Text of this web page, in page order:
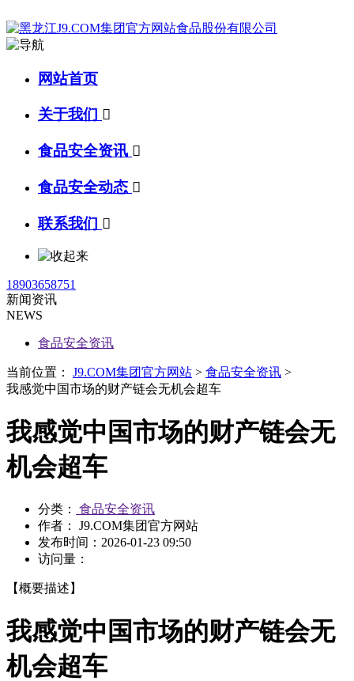
网站首页
关于我们 
食品安全资讯 
食品安全动态 
联系我们 
18903658751
新闻资讯
NEWS
食品安全资讯
当前位置： J9.COM集团官方网站 > 食品安全资讯 >
我感觉中国市场的财产链会无机会超车
我感觉中国市场的财产链会无
机会超车
分类：
食品安全资讯
作者： J9.COM集团官方网站
发布时间： 2026-01-23 09:50
访问量：
【概要描述】
我感觉中国市场的财产链会无
机会超车